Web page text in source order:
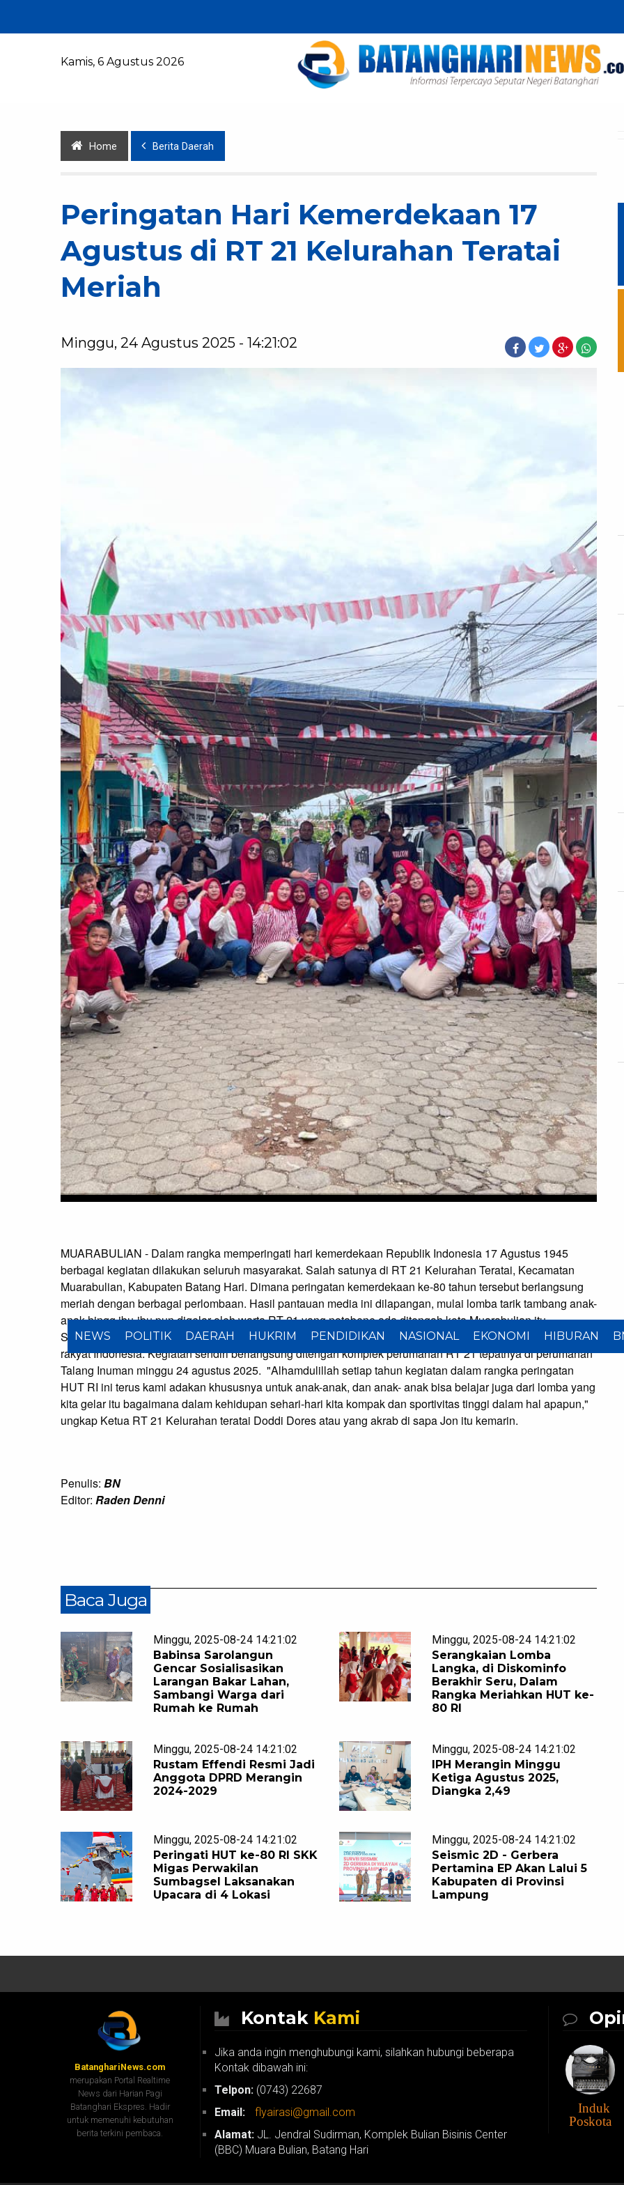
NEWS POLITIK DAERAH HUKRIM PENDIDIKAN NASIONAL EKONOMI HIBURAN
Kamis, 6 Agustus 2026
Home Berita Daerah
Peringatan Hari Kemerdekaan 17
Agustus di RT 21 Kelurahan Teratai
Meriah
Minggu, 24 Agustus 2025 - 14:21:02
MUARABULIAN - Dalam rangka memperingati hari kemerdekaan Republik Indonesia 17 Agustus 1945
berbagai kegiatan dilakukan seluruh masyarakat. Salah satunya di RT 21 Kelurahan Teratai, Kecamatan
Muarabulian, Kabupaten Batang Hari. Dimana peringatan kemerdekaan ke-80 tahun tersebut berlangsung
meriah dengan berbagai perlombaan. Hasil pantauan media ini dilapangan, mulai lomba tarik tambang anak-
anak hingg ibu-ibu pun digelar oleh warta RT 21 yang notabene ada ditengah kota Muarabulian itu.
Selain tarik tambang ada juga lomba kelereng yang keran menghiasi setiap perayaan hari kemerdekaan
rakyat Indonesia. Kegiatan sendiri berlangsung ditengah komplek perumahan RT 21 tepatnya di perumahan
Talang Inuman minggu 24 agustus 2025. "Alhamdulillah setiap tahun kegiatan dalam rangka peringatan
HUT RI ini terus kami adakan khususnya untuk anak-anak, dan anak- anak bisa belajar juga dari lomba yang
kita gelar itu bagaimana dalam kehidupan sehari-hari kita kompak dan sportivitas tinggi dalam hal apapun,"
ungkap Ketua RT 21 Kelurahan teratai Doddi Dores atau yang akrab di sapa Jon itu kemarin.
Penulis: BN
Editor: Raden Denni
Baca Juga
Minggu, 2025-08-24 14:21:02
Babinsa Sarolangun
Gencar Sosialisasikan
Larangan Bakar Lahan,
Sambangi Warga dari
Rumah ke Rumah
Minggu, 2025-08-24 14:21:02
Serangkaian Lomba
Langka, di Diskominfo
Berakhir Seru, Dalam
Rangka Meriahkan HUT ke-
80 RI
Minggu, 2025-08-24 14:21:02
Rustam Effendi Resmi Jadi
Anggota DPRD Merangin
2024-2029
Minggu, 2025-08-24 14:21:02
IPH Merangin Minggu
Ketiga Agustus 2025,
Diangka 2,49
Minggu, 2025-08-24 14:21:02
Peringati HUT ke-80 RI SKK
Migas Perwakilan
Sumbagsel Laksanakan
Upacara di 4 Lokasi
Minggu, 2025-08-24 14:21:02
Seismic 2D - Gerbera
Pertamina EP Akan Lalui 5
Kabupaten di Provinsi
Lampung
BatanghariNews.com
merupakan Portal Realtime
News dari Harian Pagi
Batanghari Ekspres. Hadir
untuk memenuhi kebutuhan
berita terkini pembaca.
Kontak Kami
Jika anda ingin menghubungi kami, silahkan hubungi beberapa
Kontak dibawah ini:
Telpon: (0743) 22687
Email:
flyairasi@gmail.com
Alamat: JL. Jendral Sudirman, Komplek Bulian Bisinis Center
(BBC) Muara Bulian, Batang Hari
Induk
Poskota